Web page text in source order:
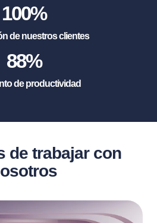
100%
de nuestros clientes
88%
de productividad
de trabajar con